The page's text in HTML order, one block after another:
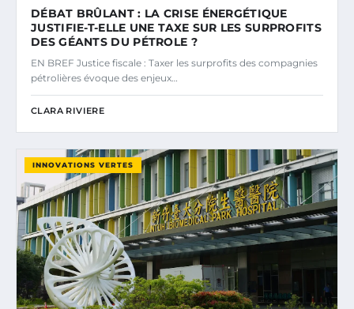
DÉBAT BRÛLANT : LA CRISE ÉNERGÉTIQUE
JUSTIFIE-T-ELLE UNE TAXE SUR LES SURPROFITS
DES GÉANTS DU PÉTROLE ?
EN BREF Justice fiscale : Taxer les surprofits des compagnies
pétrolières évoque des enjeux…
CLARA RIVIERE
INNOVATIONS VERTES